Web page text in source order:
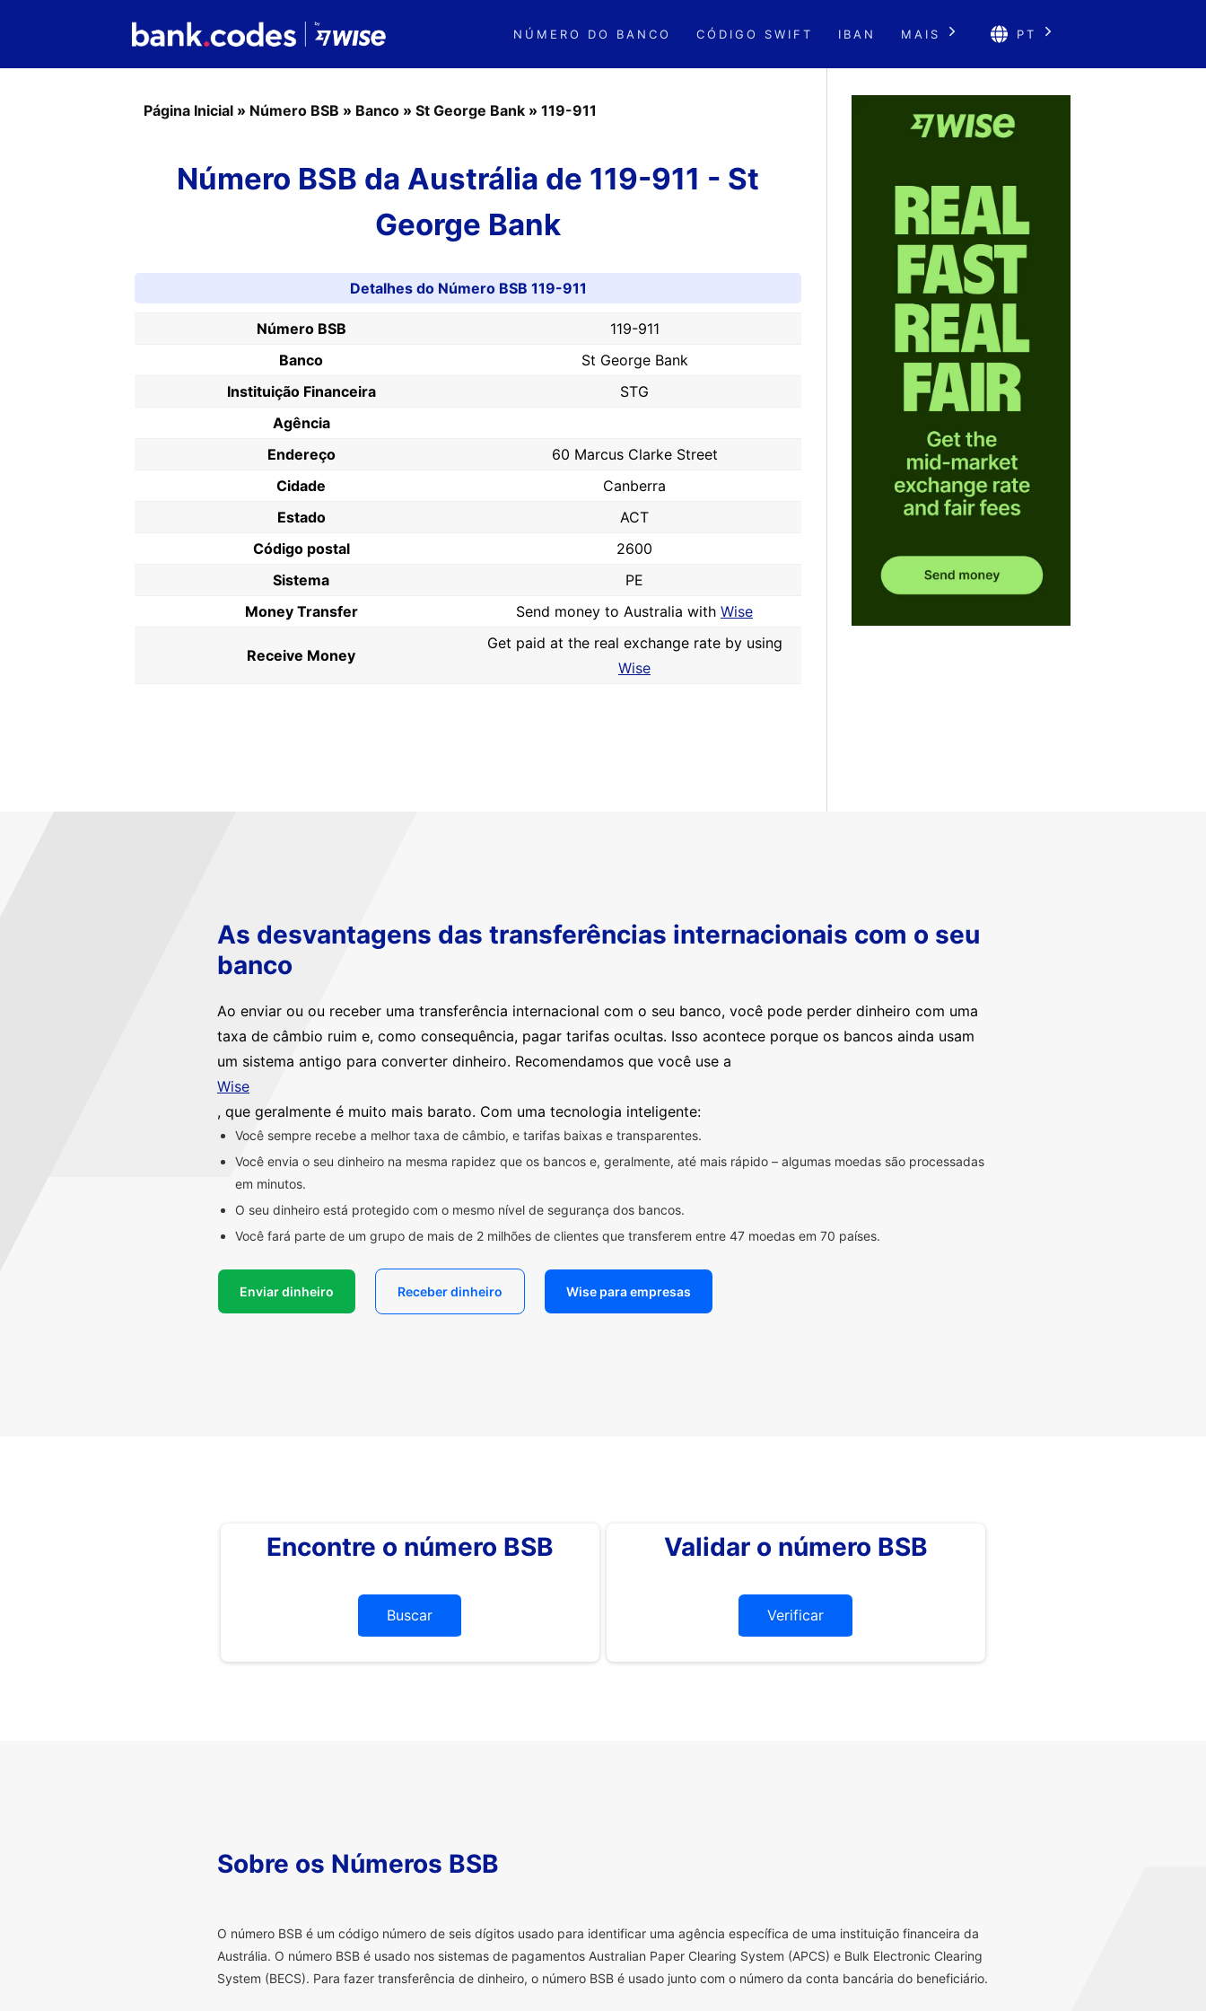
NÚMERO DO BANCO CÓDIGO SWIFT IBAN MAIS PT
Página Inicial » Número BSB » Banco » St George Bank » 119-911
Número BSB da Austrália de 119-911 - St
George Bank
Detalhes do Número BSB 119-911
Número BSB
119-911
Banco
St George Bank
Instituição Financeira
STG
Agência
Endereço
60 Marcus Clarke Street
Cidade
Canberra
Estado
ACT
Código postal
2600
Sistema
PE
Money Transfer
Send money to Australia with Wise
Receive Money
Get paid at the real exchange rate by using
Wise
As desvantagens das transferências internacionais com o seu
banco
Ao enviar ou ou receber uma transferência internacional com o seu banco, você pode perder dinheiro com uma
taxa de câmbio ruim e, como consequência, pagar tarifas ocultas. Isso acontece porque os bancos ainda usam
um sistema antigo para converter dinheiro. Recomendamos que você use a
Wise
, que geralmente é muito mais barato. Com uma tecnologia inteligente:
Você sempre recebe a melhor taxa de câmbio, e tarifas baixas e transparentes.
Você envia o seu dinheiro na mesma rapidez que os bancos e, geralmente, até mais rápido – algumas moedas são processadas
em minutos.
O seu dinheiro está protegido com o mesmo nível de segurança dos bancos.
Você fará parte de um grupo de mais de 2 milhões de clientes que transferem entre 47 moedas em 70 países.
Enviar dinheiro Receber dinheiro Wise para empresas
Encontre o número BSB
Buscar
Validar o número BSB
Verificar
Sobre os Números BSB
O número BSB é um código número de seis dígitos usado para identificar uma agência específica de uma instituição financeira da
Austrália. O número BSB é usado nos sistemas de pagamentos Australian Paper Clearing System (APCS) e Bulk Electronic Clearing
System (BECS). Para fazer transferência de dinheiro, o número BSB é usado junto com o número da conta bancária do beneficiário.